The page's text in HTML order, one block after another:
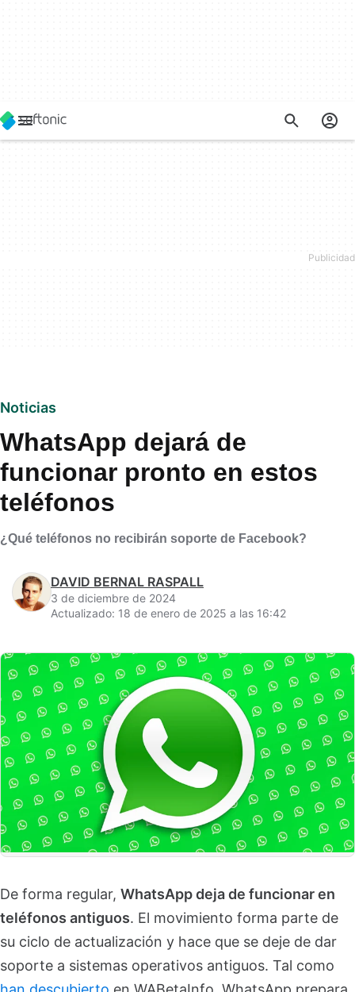
Noticias
WhatsApp dejará de
funcionar pronto en estos
teléfonos
¿Qué teléfonos no recibirán soporte de Facebook?
DAVID BERNAL RASPALL
3 de diciembre de 2024
Actualizado: 18 de enero de 2025 a las 16:42
De forma regular, WhatsApp deja de funcionar en
teléfonos antiguos. El movimiento forma parte de
su ciclo de actualización y hace que se deje de dar
soporte a sistemas operativos antiguos. Tal como